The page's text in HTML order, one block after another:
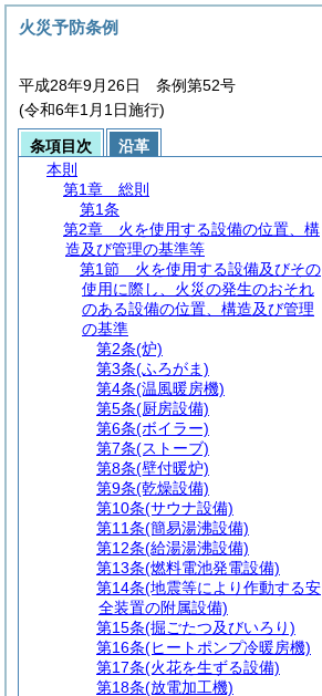
火災予防条例
平成28年9月26日 条例第52号
(令和6年1月1日施行)
条項目次
沿革
本則
第1章
総則
第1条
第2章
火を使用する設備の位置、構
造及び管理の基準等
第1節
火を使用する設備及びその
使用に際し、火災の発生のおそれ
のある設備の位置、構造及び管理
の基準
第2条(炉)
第3条(ふろがま)
第4条(温風暖房機)
第5条(厨房設備)
第6条(ボイラー)
第7条(ストーブ)
第8条(壁付暖炉)
第9条(乾燥設備)
第10条(サウナ設備)
第11条(簡易湯沸設備)
第12条(給湯湯沸設備)
第13条(燃料電池発電設備)
第14条(地震等により作動する安
全装置の附属設備)
第15条(掘ごたつ及びいろり)
第16条(ヒートポンプ冷暖房機)
第17条(火花を生ずる設備)
第18条(放電加工機)